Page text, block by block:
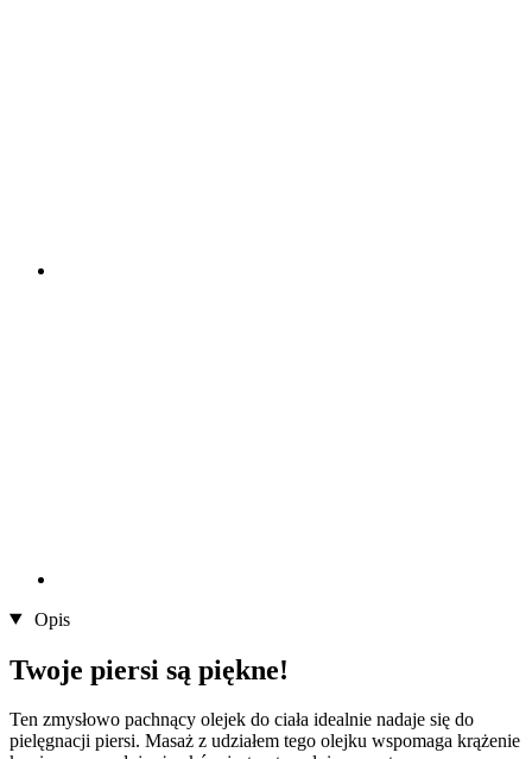
Opis
Twoje piersi są piękne!
Ten zmysłowo pachnący olejek do ciała idealnie nadaje się do
pielęgnacji piersi. Masaż z udziałem tego olejku wspomaga krążenie